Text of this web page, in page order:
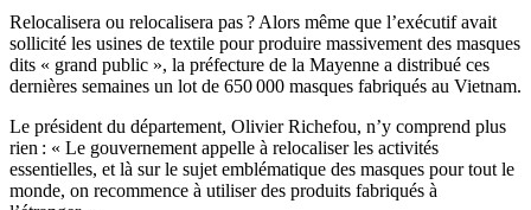
Relocalisera ou relocalisera pas ? Alors même que l’exécutif avait
sollicité les usines de textile pour produire massivement des masques
dits « grand public », la préfecture de la Mayenne a distribué ces
dernières semaines un lot de 650 000 masques fabriqués au Vietnam.
Le président du département, Olivier Richefou, n’y comprend plus
rien : « Le gouvernement appelle à relocaliser les activités
essentielles, et là sur le sujet emblématique des masques pour tout le
monde, on recommence à utiliser des produits fabriqués à